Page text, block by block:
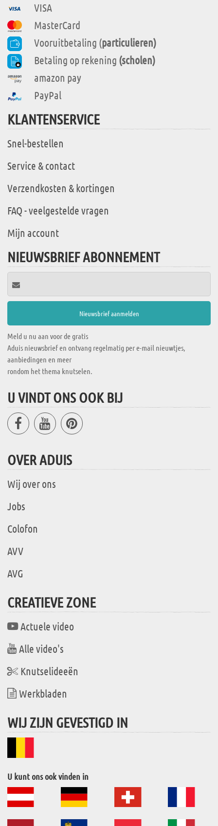
VISA
MasterCard
Vooruitbetaling (particulieren)
Betaling op rekening (scholen)
amazon pay
PayPal
KLANTENSERVICE
Snel-bestellen
Service & contact
Verzendkosten & kortingen
FAQ - veelgestelde vragen
Mijn account
NIEUWSBRIEF ABONNEMENT
Meld u nu aan voor de gratis
Aduis nieuwsbrief en ontvang regelmatig per e-mail nieuwtjes,
aanbiedingen en meer
rondom het thema knutselen.
U VINDT ONS OOK BIJ
OVER ADUIS
Wij over ons
Jobs
Colofon
AVV
AVG
CREATIEVE ZONE
Actuele video
Alle video's
Knutselideeën
Werkbladen
WIJ ZIJN GEVESTIGD IN
U kunt ons ook vinden in